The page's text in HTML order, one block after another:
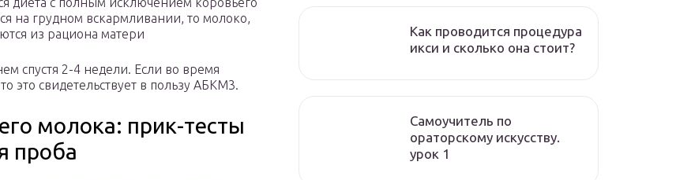
на грудном вскармливании, то молоко,
из рациона матери
спустя 2-4 недели. Если во время
это свидетельствует в пользу АБКМ3.
молока: прик-тесты
проба
Как проводится процедура
икси и сколько она стоит?
Самоучитель по
ораторскому искусству.
урок 1